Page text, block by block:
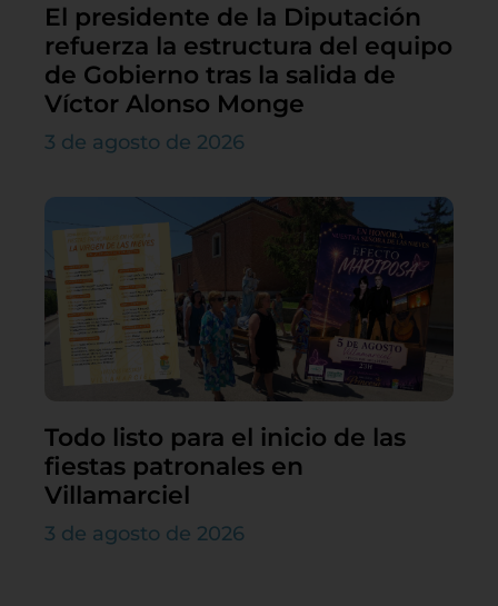
El presidente de la Diputación
refuerza la estructura del equipo
de Gobierno tras la salida de
Víctor Alonso Monge
3 de agosto de 2026
Todo listo para el inicio de las
fiestas patronales en
Villamarciel
3 de agosto de 2026